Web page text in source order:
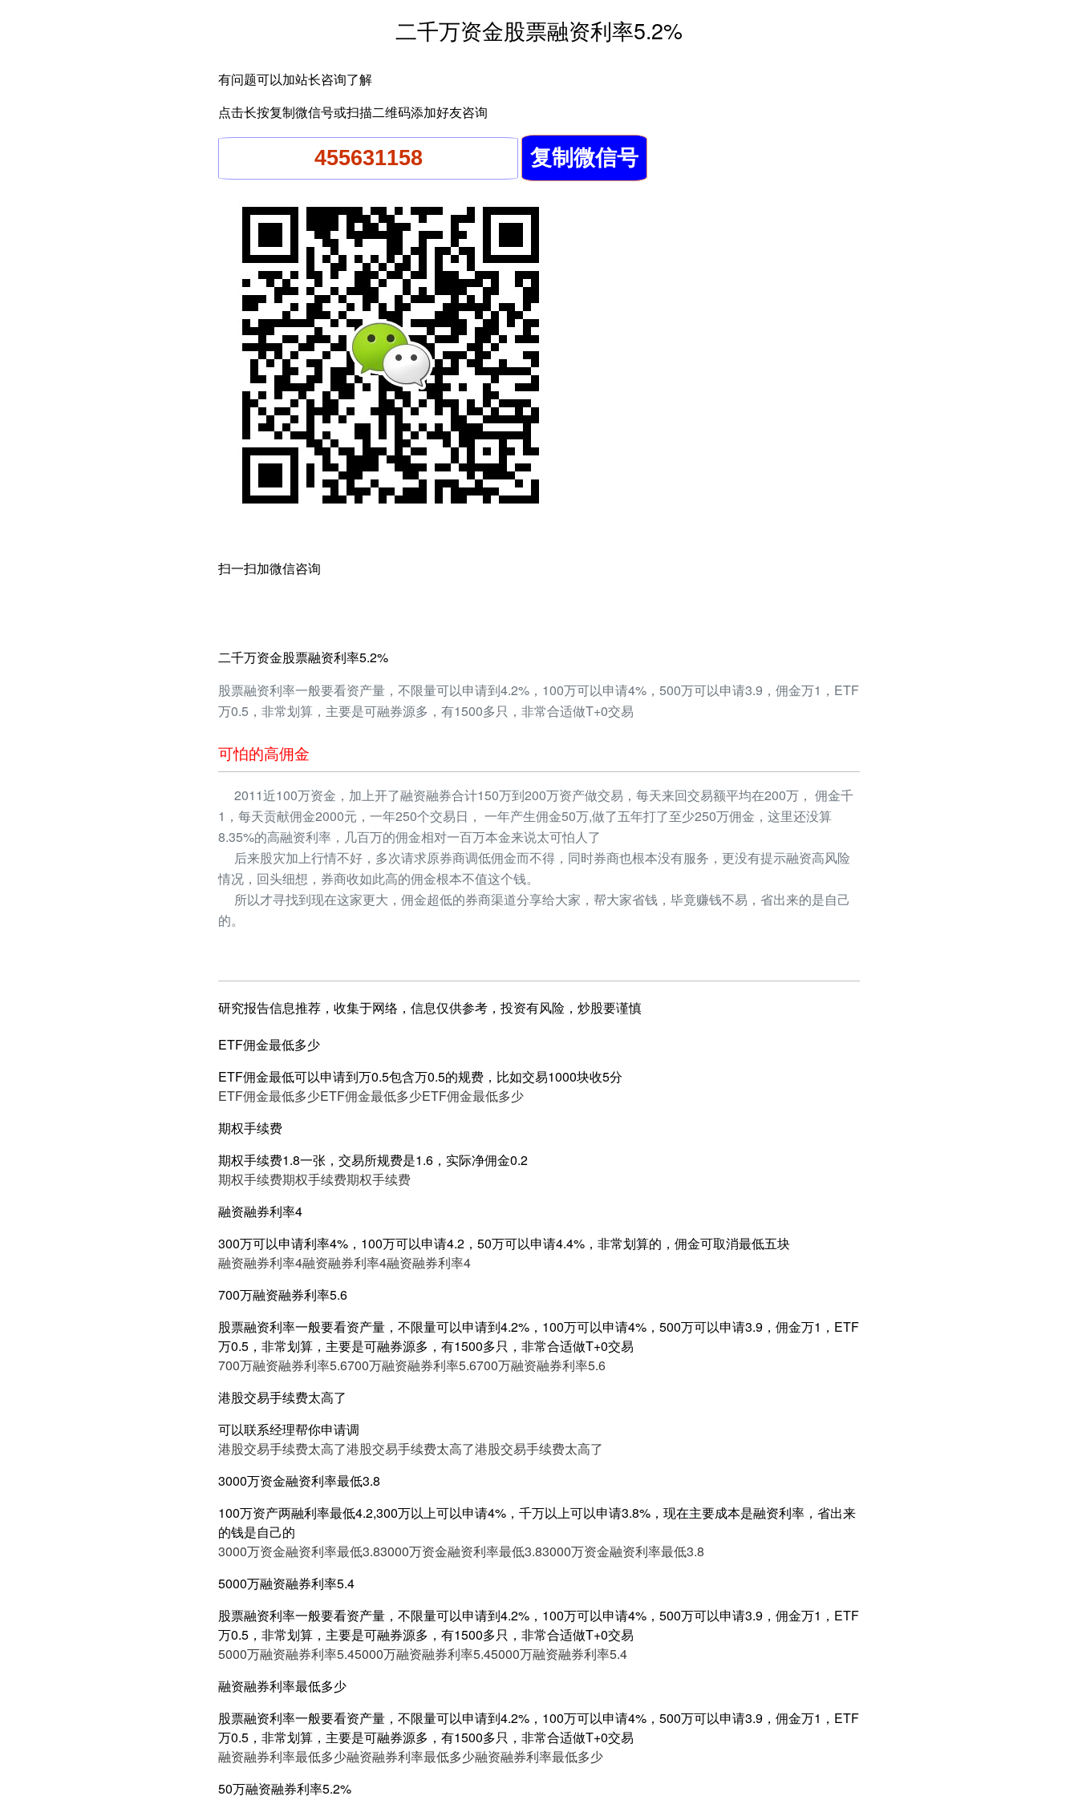
二千万资金股票融资利率5.2%
有问题可以加站长咨询了解
点击长按复制微信号或扫描二维码添加好友咨询
扫一扫加微信咨询
二千万资金股票融资利率5.2%
股票融资利率一般要看资产量，不限量可以申请到4.2%，100万可以申请4%，500万可以申请3.9，佣金万1，ETF
万0.5，非常划算，主要是可融券源多，有1500多只，非常合适做T+0交易
可怕的高佣金
2011近100万资金，加上开了融资融券合计150万到200万资产做交易，每天来回交易额平均在200万， 佣金千
1，每天贡献佣金2000元，一年250个交易日， 一年产生佣金50万,做了五年打了至少250万佣金，这里还没算
8.35%的高融资利率，几百万的佣金相对一百万本金来说太可怕人了
后来股灾加上行情不好，多次请求原券商调低佣金而不得，同时券商也根本没有服务，更没有提示融资高风险
情况，回头细想，券商收如此高的佣金根本不值这个钱。
所以才寻找到现在这家更大，佣金超低的券商渠道分享给大家，帮大家省钱，毕竟赚钱不易，省出来的是自己
的。
研究报告信息推荐，收集于网络，信息仅供参考，投资有风险，炒股要谨慎
ETF佣金最低多少
ETF佣金最低可以申请到万0.5包含万0.5的规费，比如交易1000块收5分
ETF佣金最低多少ETF佣金最低多少ETF佣金最低多少
期权手续费
期权手续费1.8一张，交易所规费是1.6，实际净佣金0.2
期权手续费期权手续费期权手续费
融资融券利率4
300万可以申请利率4%，100万可以申请4.2，50万可以申请4.4%，非常划算的，佣金可取消最低五块
融资融券利率4融资融券利率4融资融券利率4
700万融资融券利率5.6
股票融资利率一般要看资产量，不限量可以申请到4.2%，100万可以申请4%，500万可以申请3.9，佣金万1，ETF
万0.5，非常划算，主要是可融券源多，有1500多只，非常合适做T+0交易
700万融资融券利率5.6700万融资融券利率5.6700万融资融券利率5.6
港股交易手续费太高了
可以联系经理帮你申请调
港股交易手续费太高了港股交易手续费太高了港股交易手续费太高了
3000万资金融资利率最低3.8
100万资产两融利率最低4.2,300万以上可以申请4%，千万以上可以申请3.8%，现在主要成本是融资利率，省出来
的钱是自己的
3000万资金融资利率最低3.83000万资金融资利率最低3.83000万资金融资利率最低3.8
5000万融资融券利率5.4
股票融资利率一般要看资产量，不限量可以申请到4.2%，100万可以申请4%，500万可以申请3.9，佣金万1，ETF
万0.5，非常划算，主要是可融券源多，有1500多只，非常合适做T+0交易
5000万融资融券利率5.45000万融资融券利率5.45000万融资融券利率5.4
融资融券利率最低多少
股票融资利率一般要看资产量，不限量可以申请到4.2%，100万可以申请4%，500万可以申请3.9，佣金万1，ETF
万0.5，非常划算，主要是可融券源多，有1500多只，非常合适做T+0交易
融资融券利率最低多少融资融券利率最低多少融资融券利率最低多少
50万融资融券利率5.2%